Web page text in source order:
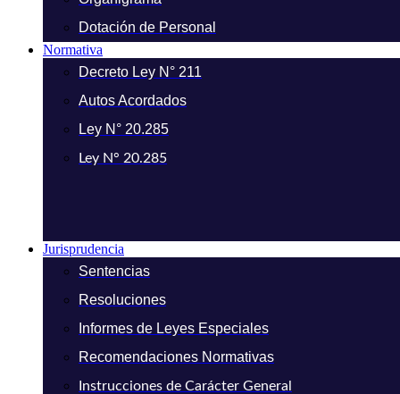
Dotación de Personal
Normativa
Decreto Ley N° 211
Autos Acordados
Ley N° 20.285
Ley N° 20.285
Jurisprudencia
Sentencias
Resoluciones
Informes de Leyes Especiales
Recomendaciones Normativas
Instrucciones de Carácter General